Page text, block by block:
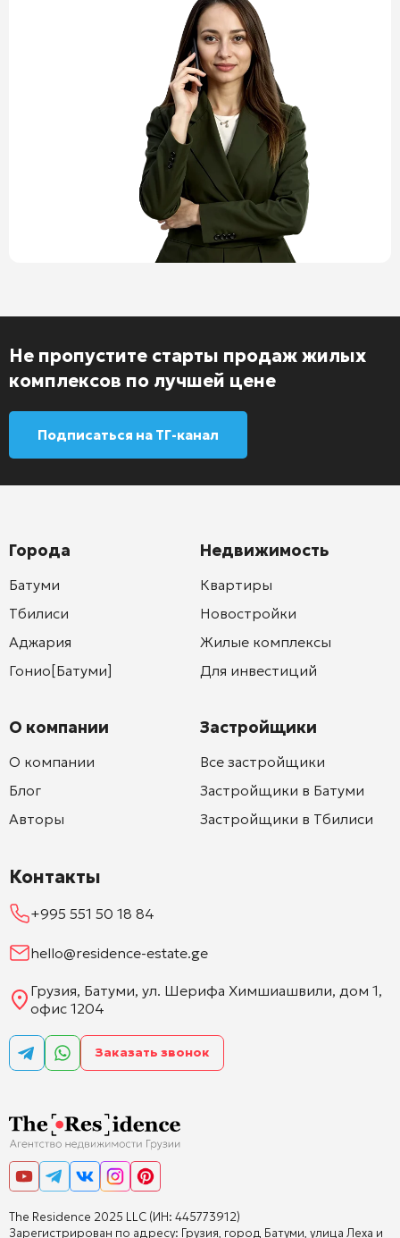
Не пропустите старты продаж жилых
комплексов по лучшей цене
Подписаться на ТГ-канал
The Residence 2025 LLC (ИН: 445773912)
Зарегистрирован по адресу: Грузия, город Батуми, улица Леха и
Города
Батуми
Тбилиси
Аджария
Гонио[Батуми]
О компании
О компании
Блог
Авторы
Недвижимость
Квартиры
Новостройки
Жилые комплексы
Для инвестиций
Застройщики
Все застройщики
Застройщики в Батуми
Застройщики в Тбилиси
Контакты
+995 551 50 18 84
hello@residence-estate.ge
Грузия, Батуми, ул. Шерифа Химшиашвили, дом 1,
офис 1204
Заказать звонок